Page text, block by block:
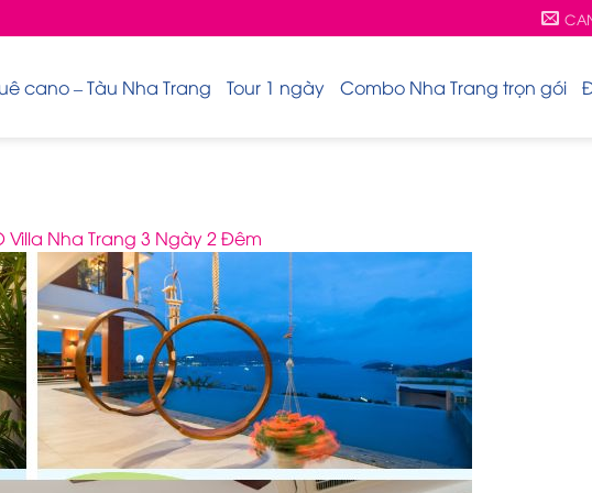
cano – Tàu Nha Trang Tour 1 ngày Combo Nha Trang trọn gói
Villa Nha Trang 3 Ngày 2 Đêm